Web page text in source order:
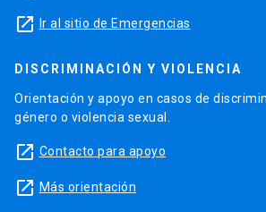
launch Ir al sitio de Emergencias
DISCRIMINACIÓN Y VIOLENCIA
Orientación y apoyo en casos de
género o violencia sexual.
launch Contacto para apoyo
launch Más orientación